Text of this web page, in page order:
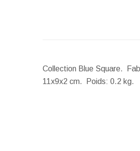
Collection Blue Square.
11x9x2 cm.
Poids: 0.2 kg.